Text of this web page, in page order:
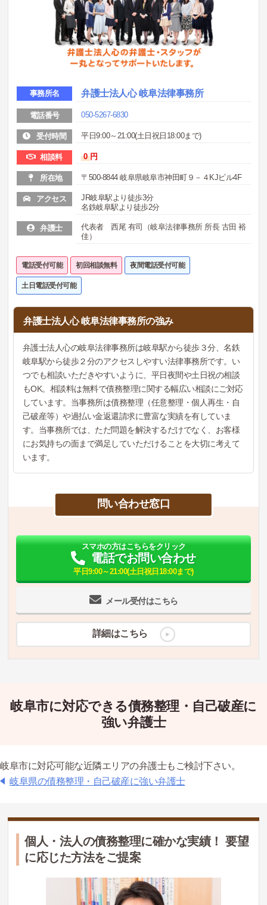
事務所名 弁護士法人心 岐阜法律事務所
電話番号 050-5267-6830
受付時間 平日9:00～21:00(土日祝日18:00まで)
相談料 0 円
所在地 〒500-8844 岐阜県岐阜市神田町９－４KJビル4F
アクセス
JR岐阜駅より徒歩3分
名鉄岐阜駅より徒歩2分
弁護士
代表者 西尾 有司（岐阜法律事務所 所長 古田 裕
佳）
電話受付可能 初回相談無料 夜間電話受付可能
土日電話受付可能
弁護士法人心 岐阜法律事務所の強み
弁護士法人心の岐阜法律事務所は岐阜駅から徒歩３分、名鉄
岐阜駅から徒歩２分のアクセスしやすい法律事務所です。い
つでも相談いただきやすいように、平日夜間や土日祝の相談
もOK。相談料は無料で債務整理に関する幅広い相談にご対応
しています。当事務所は債務整理（任意整理・個人再生・自
己破産等）や過払い金返還請求に豊富な実績を有していま
す。当事務所では、ただ問題を解決するだけでなく、お客様
にお気持ちの面まで満足していただけることを大切に考えて
います。
問い合わせ窓口
メール受付はこちら
スマホの方はこちらをクリック
電話でお問い合わせ
平日9:00～21:00(土日祝日18:00まで)
詳細はこちら
岐阜市に対応できる債務整理・自己破産に
強い弁護士
岐阜市に対応可能な近隣エリアの弁護士もご検討下さい。
岐阜県の債務整理・自己破産に強い弁護士
個人・法人の債務整理に確かな実績！ 要望
に応じた方法をご提案